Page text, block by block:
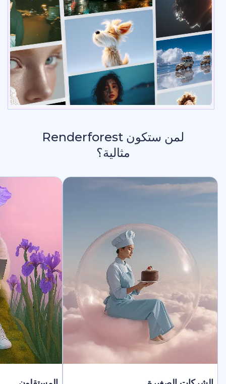
لمن ستكون Renderforest